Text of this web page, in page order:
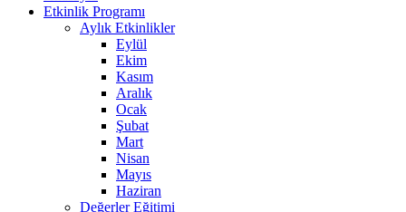
Etkinlik Programı
Aylık Etkinlikler
Eylül
Ekim
Kasım
Aralık
Ocak
Şubat
Mart
Nisan
Mayıs
Haziran
Değerler Eğitimi